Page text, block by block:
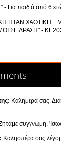
- Για παιδιά από 6
ΗΤΑΝ ΧΑΟΤΙΚΗ...
ΣΕ ΔΡΑΣΗ" -
Καλημέρα σας.
συγγνώμη.
Καλησπέρα σας